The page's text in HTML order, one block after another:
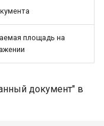
площадь на
документ" в